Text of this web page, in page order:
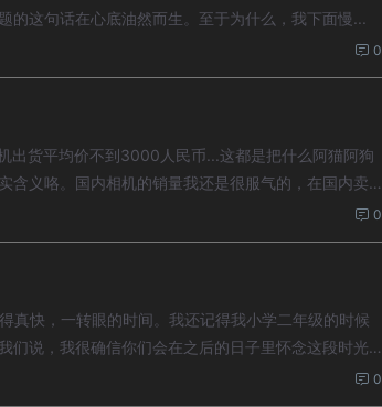
的这句话在心底油然而生。至于为什么，我下面慢...
0
出货平均价不到3000人民币...这都是把什么阿猫阿狗
含义咯。国内相机的销量我还是很服气的，在国内卖
0
真快，一转眼的时间。我还记得我小学二年级的时候
们说，我很确信你们会在之后的日子里怀念这段时光
0